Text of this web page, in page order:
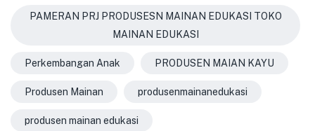
PAMERAN PRJ PRODUSESN MAINAN EDUKASI TOKO
MAINAN EDUKASI
Perkembangan Anak PRODUSEN MAIAN KAYU
Produsen Mainan produsenmainanedukasi
produsen mainan edukasi